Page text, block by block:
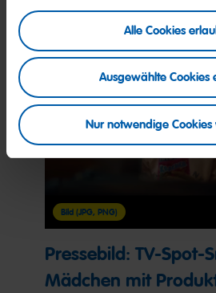
Alle Cookies
Ausgewählte Cookies
Nur notwendige
Pressebild: TV-Spot-
Mädchen mit
Bild (JPG, PNG)